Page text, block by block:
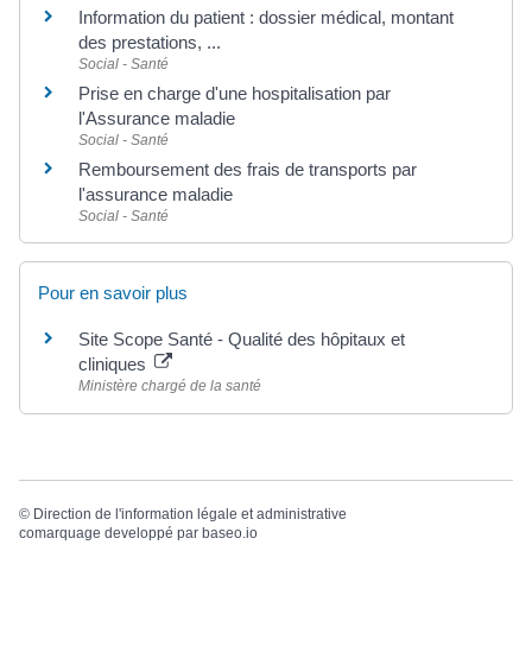
Information du patient : dossier médical, montant
des prestations, ...
Social - Santé
Prise en charge d'une hospitalisation par
l'Assurance maladie
Social - Santé
Remboursement des frais de transports par
l'assurance maladie
Social - Santé
Pour en savoir plus
Site Scope Santé - Qualité des hôpitaux et
cliniques
Ministère chargé de la santé
© Direction de l'information légale et administrative
comarquage developpé par baseo.io